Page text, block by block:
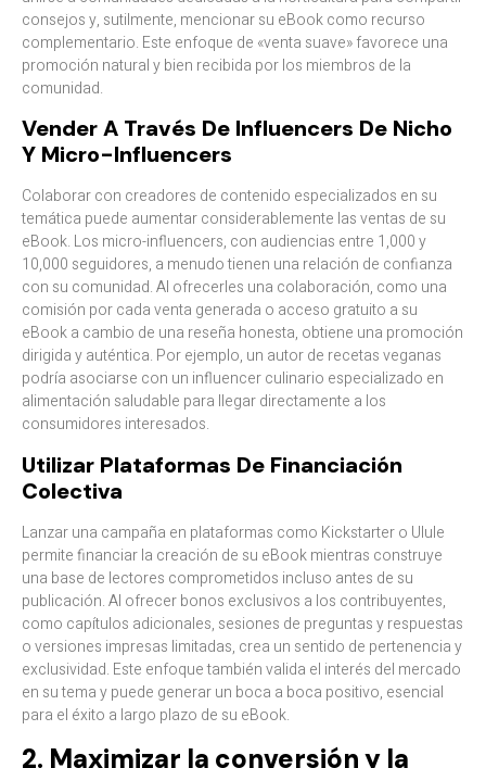
consejos y, sutilmente, mencionar su eBook como recurso
complementario. Este enfoque de «venta suave» favorece una
promoción natural y bien recibida por los miembros de la
comunidad.​
Vender A Través De Influencers De Nicho
Y Micro-Influencers
Colaborar con creadores de contenido especializados en su
temática puede aumentar considerablemente las ventas de su
eBook. Los micro-influencers, con audiencias entre 1,000 y
10,000 seguidores, a menudo tienen una relación de confianza
con su comunidad. Al ofrecerles una colaboración, como una
comisión por cada venta generada o acceso gratuito a su
eBook a cambio de una reseña honesta, obtiene una promoción
dirigida y auténtica. Por ejemplo, un autor de recetas veganas
podría asociarse con un influencer culinario especializado en
alimentación saludable para llegar directamente a los
consumidores interesados.​
Utilizar Plataformas De Financiación
Colectiva
Lanzar una campaña en plataformas como Kickstarter o Ulule
permite financiar la creación de su eBook mientras construye
una base de lectores comprometidos incluso antes de su
publicación. Al ofrecer bonos exclusivos a los contribuyentes,
como capítulos adicionales, sesiones de preguntas y respuestas
o versiones impresas limitadas, crea un sentido de pertenencia y
exclusividad. Este enfoque también valida el interés del mercado
en su tema y puede generar un boca a boca positivo, esencial
para el éxito a largo plazo de su eBook.​
2. Maximizar la conversión y la